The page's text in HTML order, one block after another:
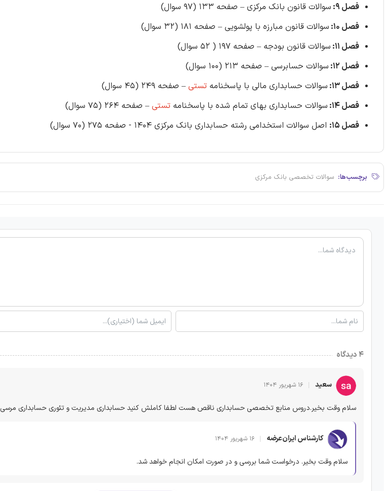
فصل 9:
سوالات قانون بانک مرکزی – صفحه 133 (97 سوال)
فصل 10:
سوالات قانون مبارزه با پولشویی – صفحه 181 (32 سوال)
فصل 11:
سوالات قانون بودجه – صفحه 197 ( 52 سوال)
فصل 12:
سوالات حسابرسی – صفحه 213 (100 سوال)
فصل 13:
سوالات حسابداری مالی با پاسخنامه تستی – صفحه 249 (45 سوال)
فصل 14:
سوالات حسابداری بهای تمام شده با پاسخنامه تستی – صفحه 264 (75 سوال)
فصل 15:
اصل سوالات استخدامی رشته حسابداری بانک مرکزی 1404 - صفحه 275 (70 سوال)
برچسب‌ها: سوالات تخصصی بانک مرکزی
۴ دیدگاه
سعید ۱۶ شهریور ۱۴۰۴
سلام وقت بخیر.دروس منابع تخصصی حسابداری ناقص هست لطفا کاملش کنید حسابداری مدیریت و تئوری حسابداری مرسی
کارشناس ایران‌عرضه ۱۶ شهریور ۱۴۰۴
سلام وقت بخیر. درخواست شما بررسی و در صورت امکان انجام خواهد شد.